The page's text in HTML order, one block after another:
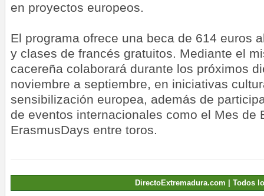
en proyectos europeos.
El programa ofrece una beca de 614 euros
y clases de francés gratuitos. Mediante el
cacereña colaborará durante los próximos
noviembre a septiembre, en iniciativas
sensibilización europea, además de
de eventos internacionales como el Mes de
ErasmusDays entre toros.
DirectoExtremadura.com | Todos